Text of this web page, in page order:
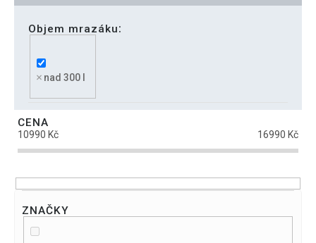
r
Objem mrazáku
nad 300 l
CENA
10990 Kč 16990 Kč
ZNAČKY